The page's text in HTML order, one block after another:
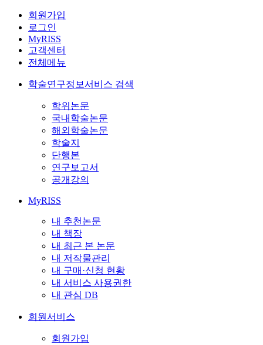
회원가입
로그인
MyRISS
고객센터
전체메뉴
학술연구정보서비스 검색
학위논문
국내학술논문
해외학술논문
학술지
단행본
연구보고서
공개강의
MyRISS
내 추천논문
내 책장
내 최근 본 논문
내 저작물관리
내 구매·신청 현황
내 서비스 사용권한
내 관심 DB
회원서비스
회원가입